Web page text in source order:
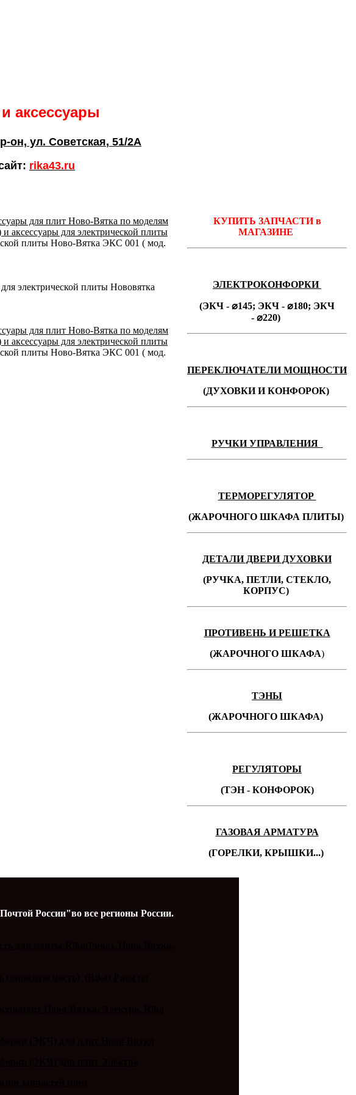
аксессуары
он, ул. Советская, 51/2А
rika43.ru
для плит Ново-Вятка по моделям
аксессуары для электрической плиты
плиты Ново-Вятка ЭКС 001 ( мод.
электрической плиты Нововятка
для плит Ново-Вятка по моделям
аксессуары для электрической плиты
плиты Ново-Вятка ЭКС 001 ( мод.
КУПИТЬ ЗАПЧАСТИ в
МАГАЗИНЕ
ЭЛЕКТРОКОНФОРКИ
(ЭКЧ - ⌀145; ЭКЧ - ⌀180; ЭКЧ
- ⌀220)
ПЕРЕКЛЮЧАТЕЛИ МОЩНОСТИ
(ДУХОВКИ И КОНФОРОК)
РУЧКИ УПРАВЛЕНИЯ
ТЕРМОРЕГУЛЯТОР
(ЖАРОЧНОГО ШКАФА ПЛИТЫ)
ДЕТАЛИ ДВЕРИ ДУХОВКИ
(РУЧКА, ПЕТЛИ, СТЕКЛО,
КОРПУС)
ПРОТИВЕНЬ И РЕШЕТКА
(ЖАРОЧНОГО ШКАФА)
ТЭНЫ
(ЖАРОЧНОГО ШКАФА)
РЕГУЛЯТОРЫ
(ТЭН - КОНФОРОК)
ГАЗОВАЯ АРМАТУРА
(ГОРЕЛКИ, КРЫШКИ...)
России"во все регионы России.